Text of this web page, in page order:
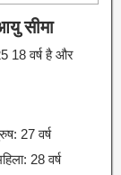
सीमा
18 वर्ष है और
27 वर्ष
28 वर्ष